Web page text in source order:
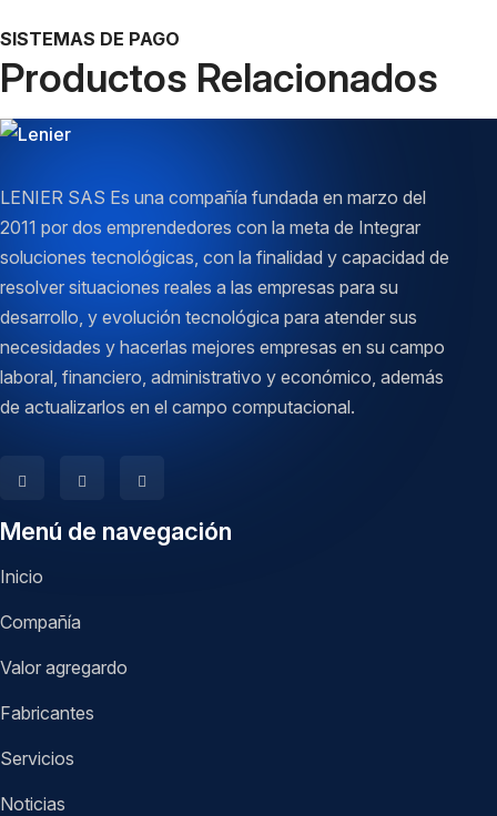
SISTEMAS DE PAGO
Productos Relacionados
LENIER SAS Es una compañía fundada en marzo del
2011 por dos emprendedores con la meta de Integrar
soluciones tecnológicas, con la finalidad y capacidad de
resolver situaciones reales a las empresas para su
desarrollo, y evolución tecnológica para atender sus
necesidades y hacerlas mejores empresas en su campo
laboral, financiero, administrativo y económico, además
de actualizarlos en el campo computacional.
Menú de navegación
Inicio
Compañía
Valor agregardo
Fabricantes
Servicios
Noticias